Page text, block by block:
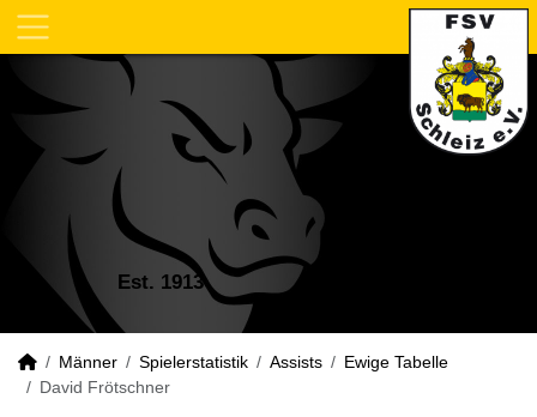
Est. 1913
Männer Spielerstatistik Assists
Ewige Tabelle
David Frötschner